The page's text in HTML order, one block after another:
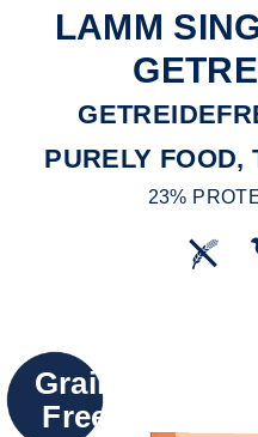
LAMM
PURELY FOOD,
23%
Grain
Free